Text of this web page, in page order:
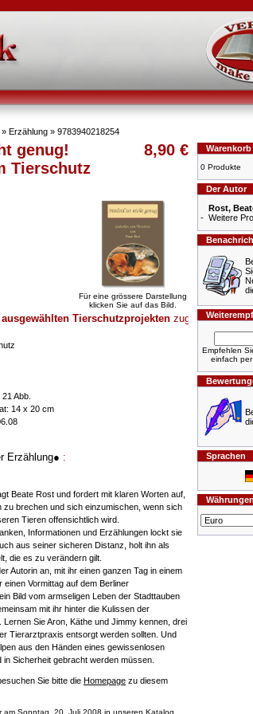
» Erzählung » 9783940218254
genug!
Tierschutz
8,90 €
Für eine grössere Darstellung
klicken Sie auf das Bild.
Tierschutzprojektenzugute + + +
Abb.
14 x 20 cm
Erzählung● :
Beate Rost und fordert mit klaren Worten auf,
zu brechen und sich einzumischen, wenn sich
Tieren offensichtlich wird.
Informationen und Erzählungen lockt sie
aus seiner sicheren Distanz, holt ihn als
die es zu verändern gilt.
Autorin an, mit ihr einen ganzen Tag in einem
Vormittag auf dem Berliner
Bild vom armseligen Leben der Stadttauben
mit ihr hinter die Kulissen der
Sie Aron, Käthe und Jimmy kennen, drei
Tierarztpraxis entsorgt werden sollten. Und
aus den Händen eines gewissenlosen
Sicherheit gebracht werden müssen.
Sie bitte die Homepage zu diesem
am Sonntag, 20. Juli 2008 in unseren Katalog
Warenkorb
0 Produkte
Der Autor
Rost,
- Weitere
Empfehlen
einfach per
Sprachen
Währungen